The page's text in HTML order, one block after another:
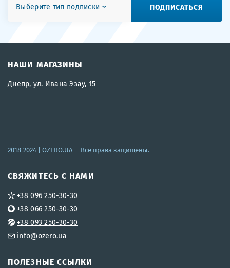
Выберите тип подписки ПОДПИСАТЬСЯ
НАШИ МАГАЗИНЫ
Днепр, ул. Ивана Эзау, 15
2018-2024 | OZERO.UA— Все права защищены.
СВЯЖИТЕСЬ С НАМИ
+38 096 250-30-30
+38 066 250-30-30
+38 093 250-30-30
info@ozero.ua
ПОЛЕЗНЫЕ ССЫЛКИ